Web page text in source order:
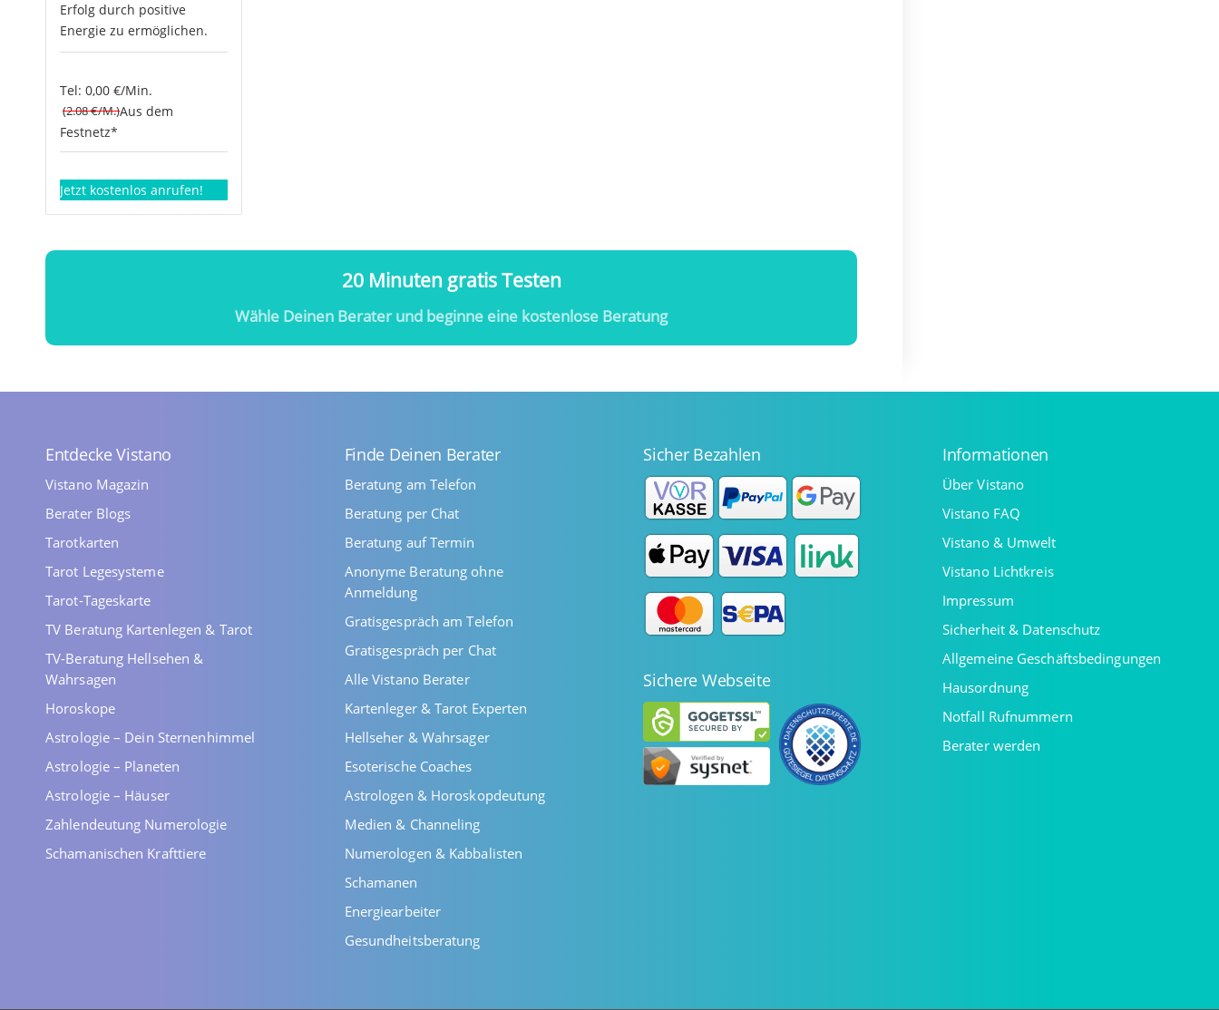
Erfolg durch positive
Energie zu ermöglichen.
Tel: 0,00 €/Min.
(2.08 €/M.)Aus dem
Festnetz*
Jetzt kostenlos anrufen!
20 Minuten gratis Testen
Wähle Deinen Berater und beginne eine kostenlose Beratung
Entdecke Vistano
Vistano Magazin
Berater Blogs
Tarotkarten
Tarot Legesysteme
Tarot-Tageskarte
TV Beratung Kartenlegen & Tarot
TV-Beratung Hellsehen &
Wahrsagen
Horoskope
Astrologie – Dein Sternenhimmel
Astrologie – Planeten
Astrologie – Häuser
Zahlendeutung Numerologie
Schamanischen Krafttiere
Finde Deinen Berater
Beratung am Telefon
Beratung per Chat
Beratung auf Termin
Anonyme Beratung ohne
Anmeldung
Gratisgespräch am Telefon
Gratisgespräch per Chat
Alle Vistano Berater
Kartenleger & Tarot Experten
Hellseher & Wahrsager
Esoterische Coaches
Astrologen & Horoskopdeutung
Medien & Channeling
Numerologen & Kabbalisten
Schamanen
Energiearbeiter
Gesundheitsberatung
Sicher Bezahlen
Sichere Webseite
Informationen
Über Vistano
Vistano FAQ
Vistano & Umwelt
Vistano Lichtkreis
Impressum
Sicherheit & Datenschutz
Allgemeine Geschäftsbedingungen
Hausordnung
Notfall Rufnummern
Berater werden